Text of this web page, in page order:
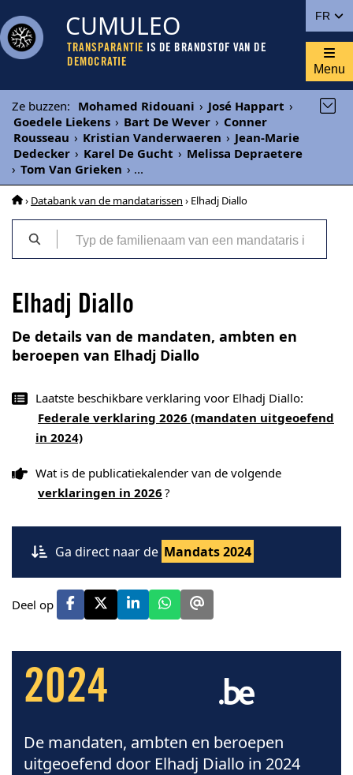
FR
CUMULEO
TRANSPARANTIE IS DE BRANDSTOF VAN DE
DEMOCRATIE
Menu
Ze buzzen: Mohamed Ridouani › José Happart ›
Goedele Liekens › Bart De Wever › Conner
Rousseau › Kristian Vanderwaeren › Jean-Marie
Dedecker › Karel De Gucht › Melissa Depraetere
› Tom Van Grieken › ...
› Databank van de mandatarissen › Elhadj Diallo
Elhadj Diallo
De details van de mandaten, ambten en
beroepen van Elhadj Diallo
Laatste beschikbare verklaring voor Elhadj Diallo:
Federale verklaring 2026 (mandaten uitgeoefend
in 2024)
Wat is de publicatiekalender van de volgende
verklaringen in 2026 ?
Ga direct naar de Mandats 2024
Deel op
2024
De mandaten, ambten en beroepen
uitgeoefend door Elhadj Diallo in 2024